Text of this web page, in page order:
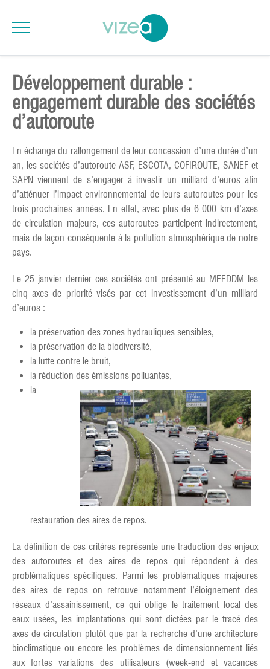
Développement durable :
engagement durable des sociétés
d’autoroute
En échange du rallongement de leur concession d’une durée d’un
an, les sociétés d’autoroute ASF, ESCOTA, COFIROUTE, SANEF et
SAPN viennent de s’engager à investir un milliard d’euros afin
d’atténuer l’impact environnemental de leurs autoroutes pour les
trois prochaines années. En effet, avec plus de 6 000 km d’axes
de circulation majeurs, ces autoroutes participent indirectement,
mais de façon conséquente à la pollution atmosphérique de notre
pays.
Le 25 janvier dernier ces sociétés ont présenté au MEEDDM les
cinq axes de priorité visés par cet investissement d’un milliard
d’euros :
la préservation des zones hydrauliques sensibles,
la préservation de la biodiversité,
la lutte contre le bruit,
la réduction des émissions polluantes,
la
restauration des aires de repos.
La définition de ces critères représente une traduction des enjeux
des autoroutes et des aires de repos qui répondent à des
problématiques spécifiques. Parmi les problématiques majeures
des aires de repos on retrouve notamment l’éloignement des
réseaux d’assainissement, ce qui oblige le traitement local des
eaux usées, les implantations qui sont dictées par le tracé des
axes de circulation plutôt que par la recherche d’une architecture
bioclimatique ou encore les problèmes de dimensionnement liés
aux fortes variations des utilisateurs (week-end et vacances